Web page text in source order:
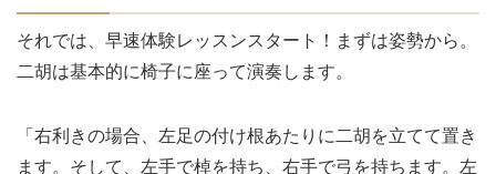
それでは、早速体験レッスンスタート！まずは姿勢から。
二胡は基本的に椅子に座って演奏します。
「右利きの場合、左足の付け根あたりに二胡を立てて置き
ます。そして、左手で棹を持ち、右手で弓を持ちます。左